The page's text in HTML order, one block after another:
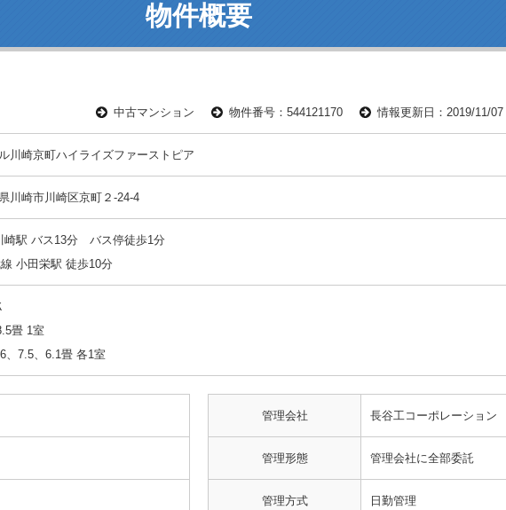
物件概要
中古マンション 物件番号：544121170 情報更新日：2019/11/07
川崎京町ハイライズファーストピア
川崎市川崎区京町２-24-4
崎駅 バス13分 バス停徒歩1分
小田栄駅 徒歩10分
畳 1室
、7.5、6.1畳 各1室
管理会社 長谷工コーポレーション
管理形態 管理会社に全部委託
管理方式 日勤管理